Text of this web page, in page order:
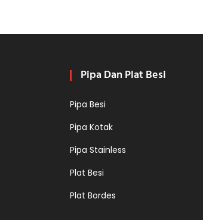
Pipa Dan Plat Besi
Pipa Besi
Pipa Kotak
Pipa Stainless
Plat Besi
Plat Bordes